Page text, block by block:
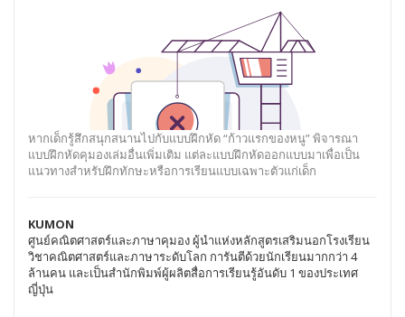
หากเด็กรู้สึกสนุกสนานไปกับแบบฝึกหัด “ก้าวแรกของหนู” พิจารณา
แบบฝึกหัดคุมองเล่มอื่นเพิ่มเติม แต่ละแบบฝึกหัดออกแบบมาเพื่อเป็น
แนวทางสำหรับฝึกทักษะหรือการเรียนแบบเฉพาะตัวแก่เด็ก
KUMON
ศูนย์คณิตศาสตร์และภาษาคุมอง ผู้นำแห่งหลักสูตรเสริมนอกโรงเรียน
วิชาคณิตศาสตร์และภาษาระดับโลก การันตีด้วยนักเรียนมากกว่า 4
ล้านคน และเป็นสำนักพิมพ์ผู้ผลิตสื่อการเรียนรู้อันดับ 1 ของประเทศ
ญี่ปุ่น